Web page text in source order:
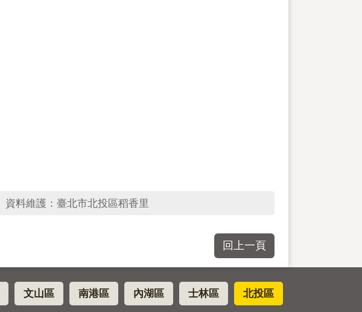
資料維護：臺北市北投區稻香里
回上一頁
文山區 南港區 內湖區 士林區 北投區